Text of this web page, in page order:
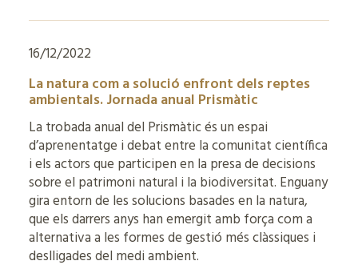
16/12/2022
La natura com a solució enfront dels reptes
ambientals. Jornada anual Prismàtic
La trobada anual del Prismàtic és un espai
d’aprenentatge i debat entre la comunitat científica
i els actors que participen en la presa de decisions
sobre el patrimoni natural i la biodiversitat. Enguany
gira entorn de les solucions basades en la natura,
que els darrers anys han emergit amb força com a
alternativa a les formes de gestió més clàssiques i
deslligades del medi ambient.